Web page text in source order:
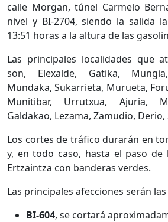
calle Morgan, túnel Carmelo
nivel y BI-2704, siendo la salida
13:51 horas a la altura de las
Las principales localidades que
son, Elexalde, Gatika,
Mundaka, Sukarrieta, Murueta,
Munitibar, Urrutxua, Ajuria,
Galdakao, Lezama, Zamudio,
Los cortes de tráfico durarán en
y, en todo caso, hasta el paso de
Ertzaintza con banderas verdes.
Las principales afecciones serán
BI-604, se cortará